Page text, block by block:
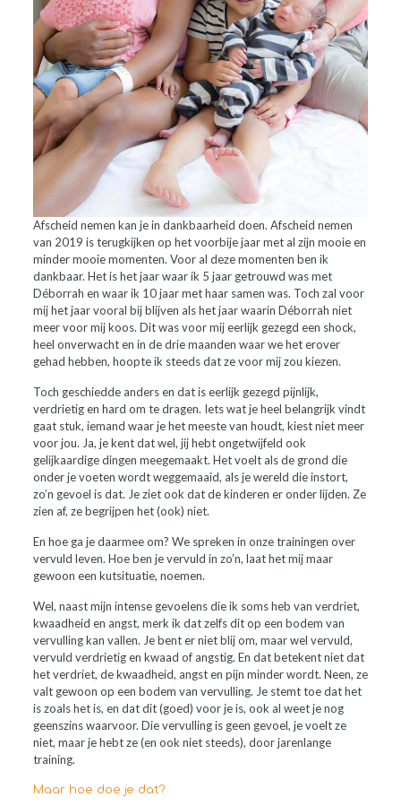
Afscheid nemen kan je in dankbaarheid doen. Afscheid nemen
van 2019 is terugkijken op het voorbije jaar met al zijn mooie en
minder mooie momenten. Voor al deze momenten ben ik
dankbaar. Het is het jaar waar ik 5 jaar getrouwd was met
Déborrah en waar ik 10 jaar met haar samen was. Toch zal voor
mij het jaar vooral bij blijven als het jaar waarin Déborrah niet
meer voor mij koos. Dit was voor mij eerlijk gezegd een shock,
heel onverwacht en in de drie maanden waar we het erover
gehad hebben, hoopte ik steeds dat ze voor mij zou kiezen.
Toch geschiedde anders en dat is eerlijk gezegd pijnlijk,
verdrietig en hard om te dragen. Iets wat je heel belangrijk vindt
gaat stuk, iemand waar je het meeste van houdt, kiest niet meer
voor jou. Ja, je kent dat wel, jij hebt ongetwijfeld ook
gelijkaardige dingen meegemaakt. Het voelt als de grond die
onder je voeten wordt weggemaaid, als je wereld die instort,
zo’n gevoel is dat. Je ziet ook dat de kinderen er onder lijden. Ze
zien af, ze begrijpen het (ook) niet.
En hoe ga je daarmee om? We spreken in onze trainingen over
vervuld leven. Hoe ben je vervuld in zo’n, laat het mij maar
gewoon een kutsituatie, noemen.
Wel, naast mijn intense gevoelens die ik soms heb van verdriet,
kwaadheid en angst, merk ik dat zelfs dit op een bodem van
vervulling kan vallen. Je bent er niet blij om, maar wel vervuld,
vervuld verdrietig en kwaad of angstig. En dat betekent niet dat
het verdriet, de kwaadheid, angst en pijn minder wordt. Neen, ze
valt gewoon op een bodem van vervulling. Je stemt toe dat het
is zoals het is, en dat dit (goed) voor je is, ook al weet je nog
geenszins waarvoor. Die vervulling is geen gevoel, je voelt ze
niet, maar je hebt ze (en ook niet steeds), door jarenlange
training.
Maar hoe doe je dat?